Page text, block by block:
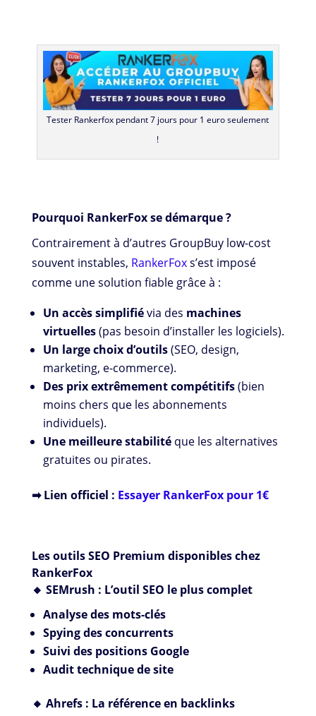
Tester Rankerfox pendant 7 jours pour 1 euro seulement
!
Pourquoi RankerFox se démarque ?
Contrairement à d’autres GroupBuy low-cost
souvent instables, RankerFoxs’est imposé
comme une solution fiable grâce à :
Un accès simplifiévia des machines
virtuelles(pas besoin d’installer les logiciels).
Un large choix d’outils(SEO, design,
marketing, e-commerce).
Des prix extrêmement compétitifs(bien
moins chers que les abonnements
individuels).
Une meilleure stabilitéque les alternatives
gratuites ou pirates.
➡ Lien officiel : Essayer RankerFox pour 1€
Les outils SEO Premium disponibles chez
RankerFox
🔸 SEMrush : L’outil SEO le plus complet
Analyse des mots-clés
Spying des concurrents
Suivi des positions Google
Audit technique de site
🔸 Ahrefs : La référence en backlinks